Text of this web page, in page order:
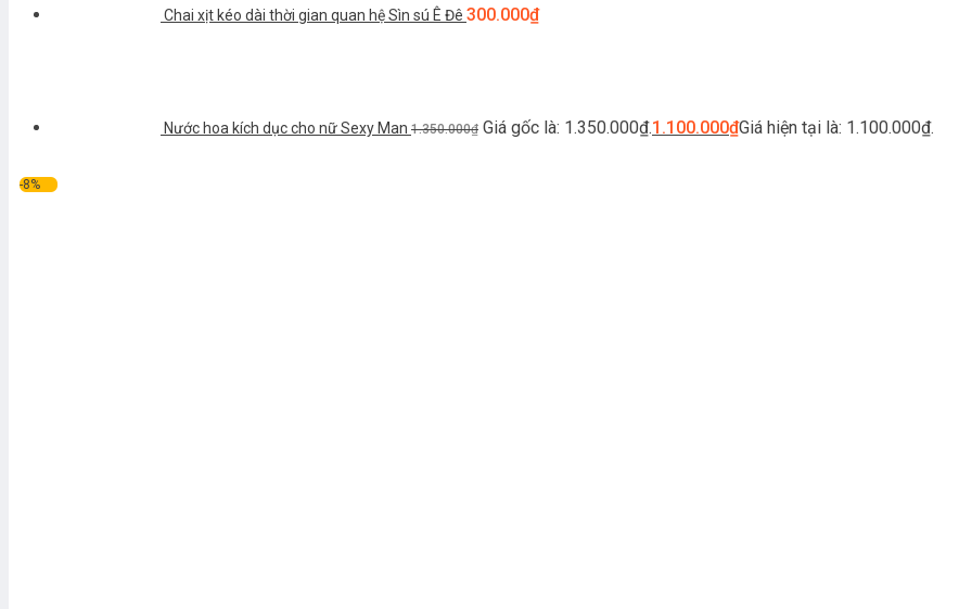
Chai xịt kéo dài thời gian quan hệ Sìn sú Ê Đê 300.000₫
Nước hoa kích dục cho nữ Sexy Man 1.350.000₫ Giá gốc là: 1.350.000₫.1.100.000₫Giá hiện tại là: 1.100.000₫.
-8%